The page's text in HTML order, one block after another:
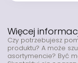
Więcej
Czy potrzebujesz
produktu? A może
asortymencie? Być